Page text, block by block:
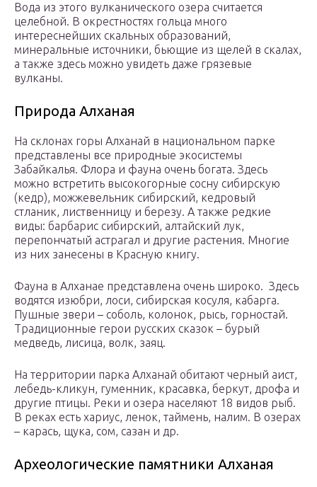
Вода из этого вулканического озера считается
целебной. В окрестностях гольца много
интереснейших скальных образований,
минеральные источники, бьющие из щелей в скалах,
а также здесь можно увидеть даже грязевые
вулканы.
Природа Алханая
На склонах горы Алханай в национальном парке
представлены все природные экосистемы
Забайкалья. Флора и фауна очень богата. Здесь
можно встретить высокогорные сосну сибирскую
(кедр), можжевельник сибирский, кедровый
стланик, лиственницу и березу. А также редкие
виды: барбарис сибирский, алтайский лук,
перепончатый астрагал и другие растения. Многие
из них занесены в Красную книгу.
Фауна в Алханае представлена очень широко. Здесь
водятся изюбри, лоси, сибирская косуля, кабарга.
Пушные звери – соболь, колонок, рысь, горностай.
Традиционные герои русских сказок – бурый
медведь, лисица, волк, заяц.
На территории парка Алханай обитают черный аист,
лебедь-кликун, гуменник, красавка, беркут, дрофа и
другие птицы. Реки и озера населяют 18 видов рыб.
В реках есть хариус, ленок, таймень, налим. В озерах
– карась, щука, сом, сазан и др.
Археологические памятники Алханая